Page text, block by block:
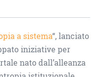
a sistema“, lanciato
iniziative per
nato dall’alleanza